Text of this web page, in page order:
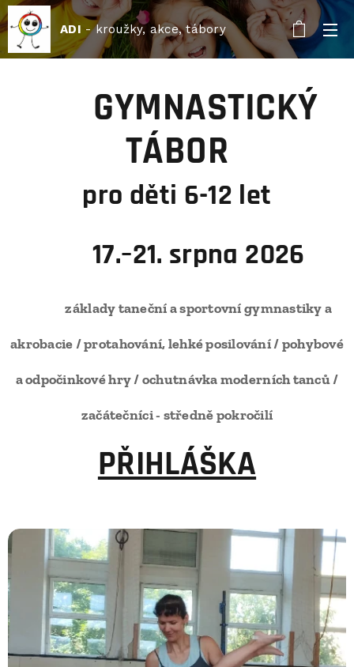
ADI - kroužky, akce, tábory
GYMNASTICKÝ
TÁBOR
pro děti 6-12 let
🌞17.–21. srpna 2026
🧩základy taneční a sportovní gymnastiky a
akrobacie / protahování, lehké posilování / pohybové
a odpočinkové hry / ochutnávka moderních tanců /
začátečníci - středně pokročilí
PŘIHLÁŠKA